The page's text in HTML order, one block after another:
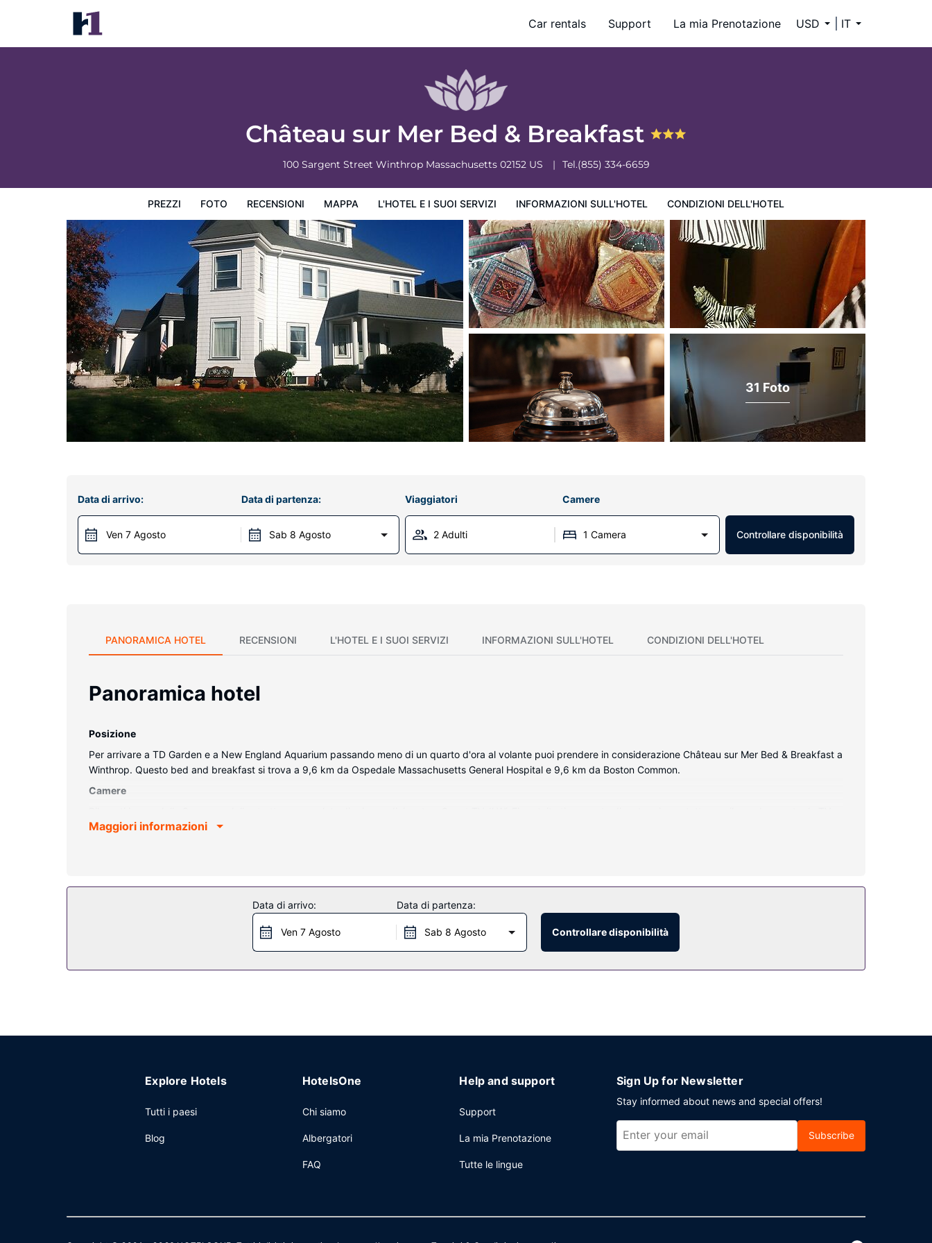
Car rentals Support La mia Prenotazione USD IT
Château sur Mer Bed & Breakfast
100 Sargent Street Winthrop Massachusetts 02152 US Tel.(855) 334-6659
PREZZI FOTO RECENSIONI MAPPA L'HOTEL E I SUOI SERVIZI INFORMAZIONI SULL'HOTEL CONDIZIONI DELL'HOTEL
Château sur Mer Bed & Breakfast
Prezzi Condizioni dell'hotel
31 Foto
Data di arrivo:
Ven 7 Agosto
Data di partenza:
Sab 8 Agosto
Viaggiatori Camere
2 Adulti 1 Camera Controllare disponibilità
PANORAMICA HOTEL RECENSIONI L'HOTEL E I SUOI SERVIZI INFORMAZIONI SULL'HOTEL CONDIZIONI DELL'HOTEL
Panoramica hotel
Posizione
Per arrivare a TD Garden e a New England Aquarium passando meno di un quarto d'ora al volante puoi prendere in considerazione Château sur Mer Bed & Breakfast a
Winthrop. Questo bed and breakfast si trova a 9,6 km da Ospedale Massachusetts General Hospital e 9,6 km da Boston Common.
Camere
con canali via cavo è l'ideale per concedersi un po' di svago. I bagni dispongono di combinazione doccia/vasca e set di cortesia gratuiti. I comfort includono
Il un parcheggio gratuito è disponibile in loco.
Maggiori informazioni
Data di arrivo:
Ven 7 Agosto
Data di partenza:
Sab 8 Agosto Controllare disponibilità
Explore Hotels
Tutti i paesi
Blog
HotelsOne
Chi siamo
Albergatori
FAQ
Help and support
Support
La mia Prenotazione
Tutte le lingue
Sign Up for Newsletter
Stay informed about news and special offers!
Subscribe